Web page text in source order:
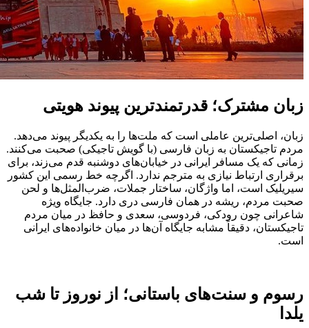
زبان مشترک؛ قدرتمندترین پیوند هویتی
زبان، اصلی‌ترین عاملی است که ملت‌ها را به یکدیگر پیوند می‌دهد.
مردم تاجیکستان به زبان فارسی (با گویش تاجیکی) صحبت می‌کنند.
زمانی که یک مسافر ایرانی در خیابان‌های دوشنبه قدم می‌زند، برای
برقراری ارتباط نیازی به مترجم ندارد. اگرچه خط رسمی این کشور
سیریلیک است، اما واژگان، ساختار جملات، ضرب‌المثل‌ها و لحن
صحبت مردم، ریشه در همان فارسی دری دارد. جایگاه ویژه
شاعرانی چون رودکی، فردوسی، سعدی و حافظ در میان مردم
تاجیکستان، دقیقاً مشابه جایگاه آن‌ها در میان خانواده‌های ایرانی
است.
رسوم و سنت‌های باستانی؛ از نوروز تا شب
یلدا